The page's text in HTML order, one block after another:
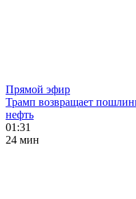
Прямой эфир
Трамп возвращает
нефть
01:31
24 мин